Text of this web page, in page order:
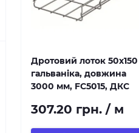
Дротовий лоток 50х150
гальваніка, довжина
3000 мм, FC5015, ДКС
307.20 грн. / м